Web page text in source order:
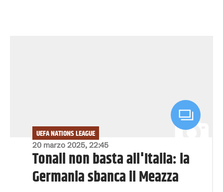
20 marzo 2025, 22:45
UEFA NATIONS LEAGUE
Tonali non basta all'Italia: la
Germania sbanca il Meazza